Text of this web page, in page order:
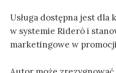
Usługa dostępna jest dla
w systemie Riderò i
marketingowe w